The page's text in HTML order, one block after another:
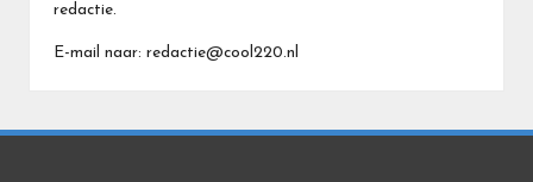
redactie.
E-mail naar: redactie@cool220.nl